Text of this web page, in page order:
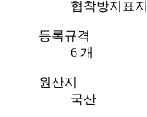
협착방지표
등록규격
6 개
원산지
국산